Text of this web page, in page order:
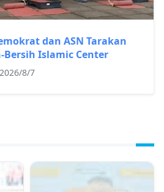
dan ASN Tarakan
Bersih Islamic Center
2026/8/7